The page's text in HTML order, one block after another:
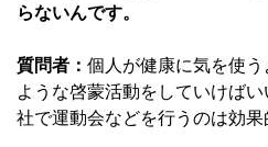
らないんです。
質問者： 個人が健康に気を使
ような啓蒙活動をしていけば
社で運動会などを行うのは効果